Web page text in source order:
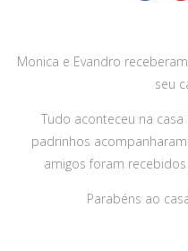
Monica e Evandro
seu
Tudo aconteceu na
padrinhos
amigos foram
Parabéns ao